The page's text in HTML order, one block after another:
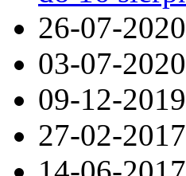
26-07-2020
03-07-2020
09-12-2019
27-02-2017